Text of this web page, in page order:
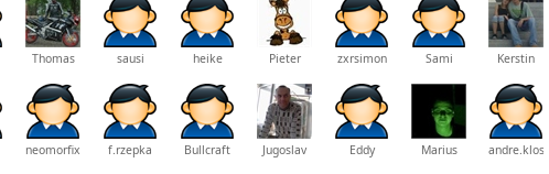
Thomas sausi heike Pieter zxrsimon Sami Kerstin
neomorfix f.rzepka Bullcraft Jugoslav Eddy Marius andre.klose